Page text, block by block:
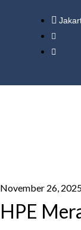
November 26,
HPE